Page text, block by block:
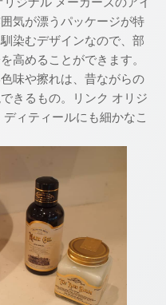
気が漂うパッケージが特
染むデザインなので、部
高めることができます。
味や擦れは、昔ながらの
きるもの。リンク オリジ
ィティールにも細かなこ